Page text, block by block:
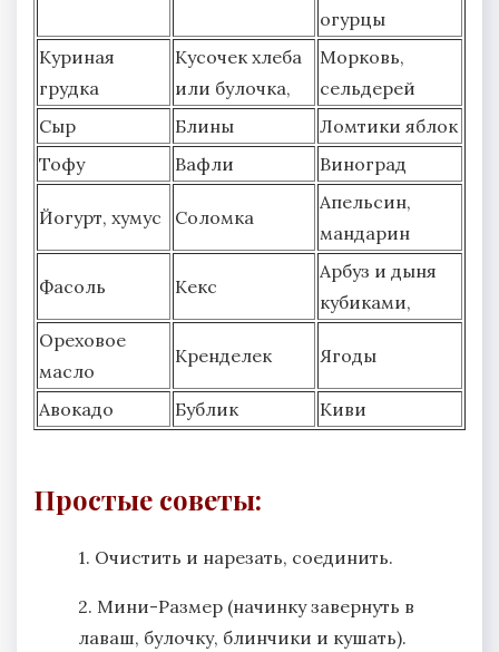
огурцы
Куриная
грудка
Кусочек хлеба
или булочка,
Морковь,
сельдерей
Сыр
Блины
Ломтики яблок
Тофу
Вафли Виноград
Йогурт, хумус Соломка
Апельсин,
мандарин
Фасоль Кекс
Арбуз и дыня
кубиками,
Ореховое
масло
Кренделек Ягоды
Авокадо Бублик Киви
Простые советы:
1. Очистить и нарезать, соединить.
2. Мини-Размер (начинку завернуть в
лаваш, булочку, блинчики и кушать).